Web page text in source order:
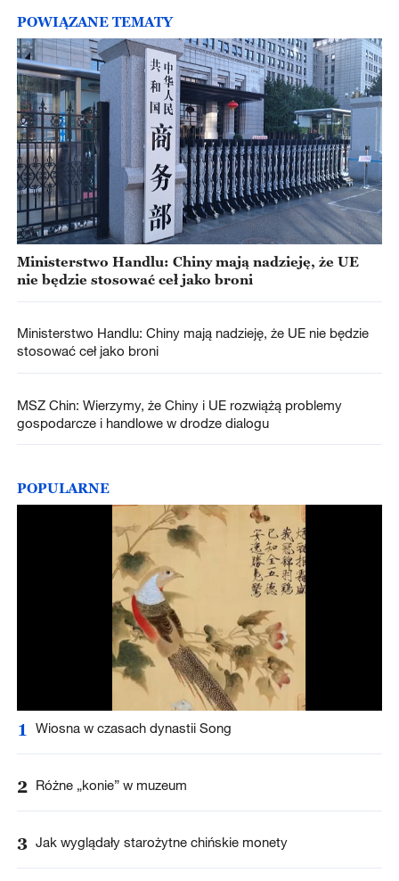
POWIĄZANE TEMATY
Ministerstwo Handlu: Chiny mają nadzieję, że UE
nie będzie stosować ceł jako broni
Ministerstwo Handlu: Chiny mają nadzieję, że UE nie będzie
stosować ceł jako broni
MSZ Chin: Wierzymy, że Chiny i UE rozwiążą problemy
gospodarcze i handlowe w drodze dialogu
POPULARNE
1 Wiosna w czasach dynastii Song
2 Różne „konie” w muzeum
3 Jak wyglądały starożytne chińskie monety